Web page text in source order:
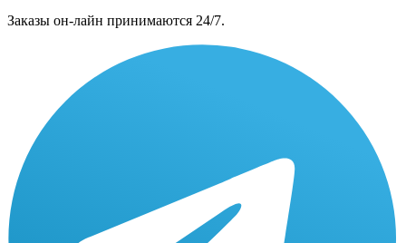
Заказы он-лайн принимаются 24/7.